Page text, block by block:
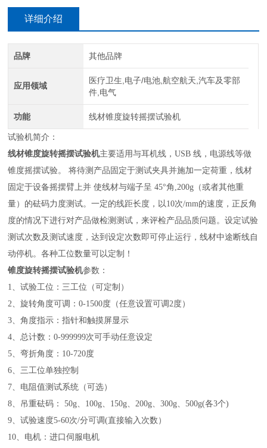
详细介绍
品牌 其他品牌
应用领域
医疗卫生,电子/电池,航空航天,汽车及零部
件,电气
功能 线材锥度旋转摇摆试验机
试验机简介：
线材锥度旋转摇摆试验机主要适用与耳机线，USB 线，电源线等做
锥度摇摆试验。 将待测产品固定于测试夹具并施加一定荷重，线材
固定于设备摇摆臂上并 使线材与端子呈 45°角,200g （或者其他重
量） 的砝码力度测试。一定的线距长度，以 10次/mm的速度，正反角
度的情况下进行对产品做检测测试，来评检产品品质问题。设定试验
测试次数及测试速度，达到设定次数即可停止运行，线材中途断线自
动停机。各种工位数量可以定制！
锥度旋转摇摆试验机参数：
1、试验工位：三工位（可定制）
2、旋转角度可调：0-1500度（任意设置可调2度）
3、角度指示：指针和触摸屏显示
4、总计数：0-999999次可手动任意设定
5、弯折角度：10-720度
6、三工位单独控制
7、电阻值测试系统（可选）
8、吊重砝码： 50g、100g、150g、200g、300g、500g(各3个)
9、试验速度5-60次/分可调(直接输入次数）
10、电机：进口伺服电机